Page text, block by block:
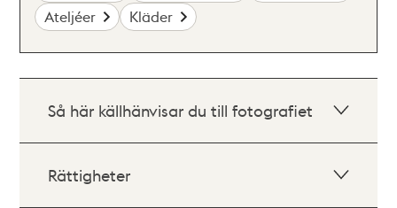
Ateljéer
Kläder
Så här källhänvisar du till fotografiet
Rättigheter